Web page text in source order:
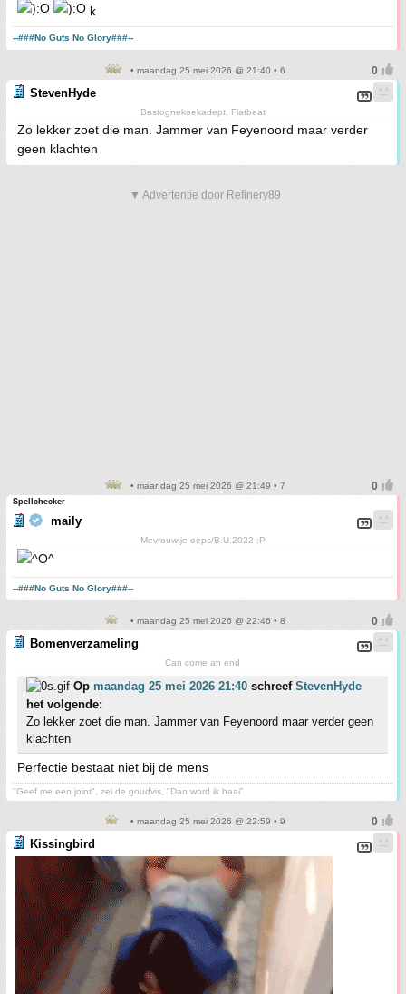
k
--###No Guts No Glory###--
• maandag 25 mei 2026 @ 21:40 • 6
StevenHyde
Bastognekoekadept, Flatbeat
Zo lekker zoet die man. Jammer van Feyenoord maar verder
geen klachten
▼ Advertentie door Refinery89
• maandag 25 mei 2026 @ 21:49 • 7
Spellchecker
maily
Mevrouwtje oeps/B.U.2022 :P
--###No Guts No Glory###--
• maandag 25 mei 2026 @ 22:46 • 8
Bomenverzameling
Can come an end
Op maandag 25 mei 2026 21:40 schreef StevenHyde
het volgende:
Zo lekker zoet die man. Jammer van Feyenoord maar verder geen
klachten
Perfectie bestaat niet bij de mens
"Geef me een joint", zei de goudvis, "Dan word ik haai"
• maandag 25 mei 2026 @ 22:59 • 9
Kissingbird